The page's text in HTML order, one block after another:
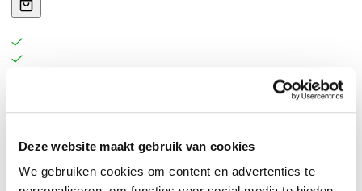
Deze website maakt gebruik van cookies
We gebruiken cookies om content en advertenties te